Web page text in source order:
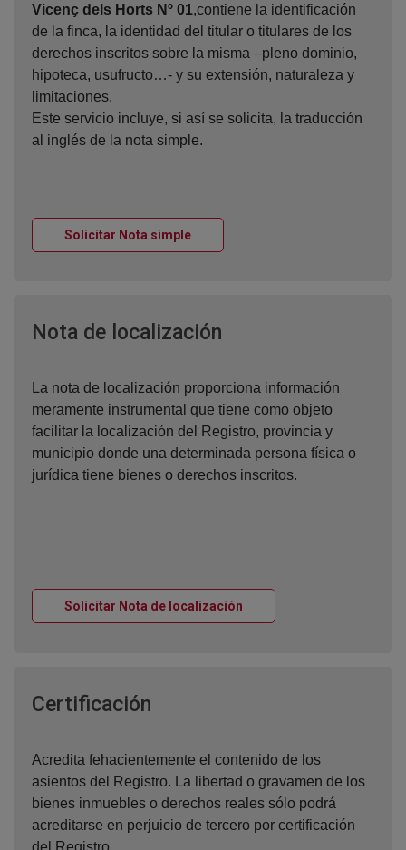
Vicenç dels Horts Nº 01,contiene la identificación
de la finca, la identidad del titular o titulares de los
derechos inscritos sobre la misma –pleno dominio,
hipoteca, usufructo…- y su extensión, naturaleza y
limitaciones.
Este servicio incluye, si así se solicita, la traducción
al inglés de la nota simple.
Solicitar Nota simpleVentana nueva
Nota de localización
La nota de localización proporciona información
meramente instrumental que tiene como objeto
facilitar la localización del Registro, provincia y
municipio donde una determinada persona física o
jurídica tiene bienes o derechos inscritos.
Solicitar Nota de localización
Certificación
Acredita fehacientemente el contenido de los
asientos del Registro. La libertad o gravamen de los
bienes inmuebles o derechos reales sólo podrá
acreditarse en perjuicio de tercero por certificación